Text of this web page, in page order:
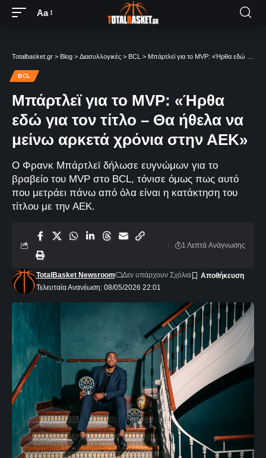
Aa
Totalbasket.gr > Blog > Διασυλλογικές > BCL > Μπάρτλεϊ για το MVP: «Ήρθα εδώ για τον τίτλο – Θα ήθελα να μείνω αρκετά χρόνια στην ΑΕΚ»
BCL
Μπάρτλεϊ για το MVP: «Ήρθα
εδώ για τον τίτλο – Θα ήθελα να
μείνω αρκετά χρόνια στην ΑΕΚ»
Ο Φρανκ Μπάρτλεϊ δήλωσε ευγνώμων για το
βραβείο του MVP στο ΒCL, τόνισε όμως πως αυτό
που μετράει πάνω από όλα είναι η κατάκτηση του
τίτλου με την ΑΕΚ.
Τελευταία Ανανέωση: 08/05/2026 22:01
TotalBasket Newsroom Δεν υπάρχουν Σχόλια
1 Λεπτά Aνάγνωσης